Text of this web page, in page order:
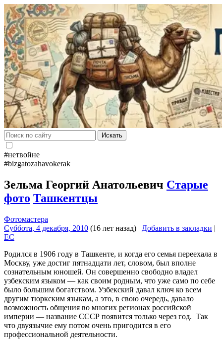
Искать
#нетвойне
#bizgatozahavokerak
Зельма Георгий Анатольевич Старые
фото Ташкентцы
Фотомастера
Суббота, 4 декабря, 2010 (16 лет назад) | Добавить в закладки |
EC
Родился в 1906 году в Ташкенте, и когда его семья переехала в
Москву, уже достиг пятнадцати лет, словом, был вполне
сознательным юношей. Он совершенно свободно владел
узбекским языком — как своим родным, что уже само по себе
было большим богатством. Узбекский давал ключ ко всем
другим тюркским языкам, а это, в свою очередь, давало
возможность общения во многих регионах российской
империи — название СССР появится только через год. Так
что двуязычие ему потом очень пригодится в его
профессиональной деятельности.